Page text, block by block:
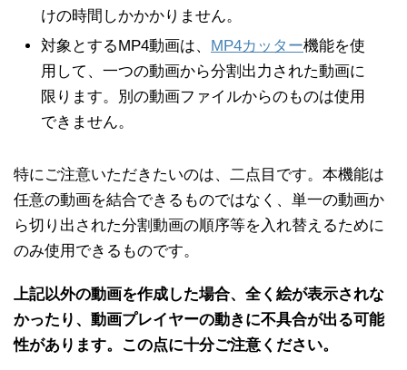
けの時間しかかかりません。
対象とするMP4動画は、 MP4カッター機能を使
用して、一つの動画から分割出力された動画に
限ります。別の動画ファイルからのものは使用
できません。
特にご注意いただきたいのは、二点目です。本機能は
任意の動画を結合できるものではなく、単一の動画か
ら切り出された分割動画の順序等を入れ替えるために
のみ使用できるものです。
上記以外の動画を作成した場合、全く絵が表示されな
かったり、動画プレイヤーの動きに不具合が出る可能
性があります。この点に十分ご注意ください。